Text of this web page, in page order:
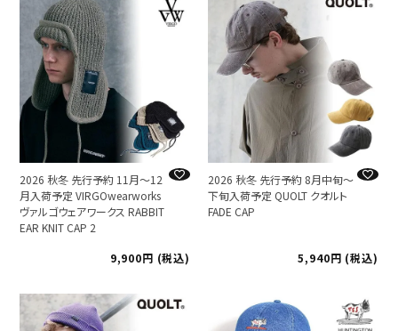
2026 秋冬 先行予約 11月～12
月入荷予定 VIRGOwearworks
ヴァルゴウェアワークス RABBIT
EAR KNIT CAP 2
9,900
税込
2026 秋冬 先行予約 8月中旬～
下旬入荷予定 QUOLT クオルト
FADE CAP
5,940 税込